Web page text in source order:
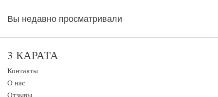
Вы недавно просматривали
3 КАРАТА
Контакты
О нас
Отзывы